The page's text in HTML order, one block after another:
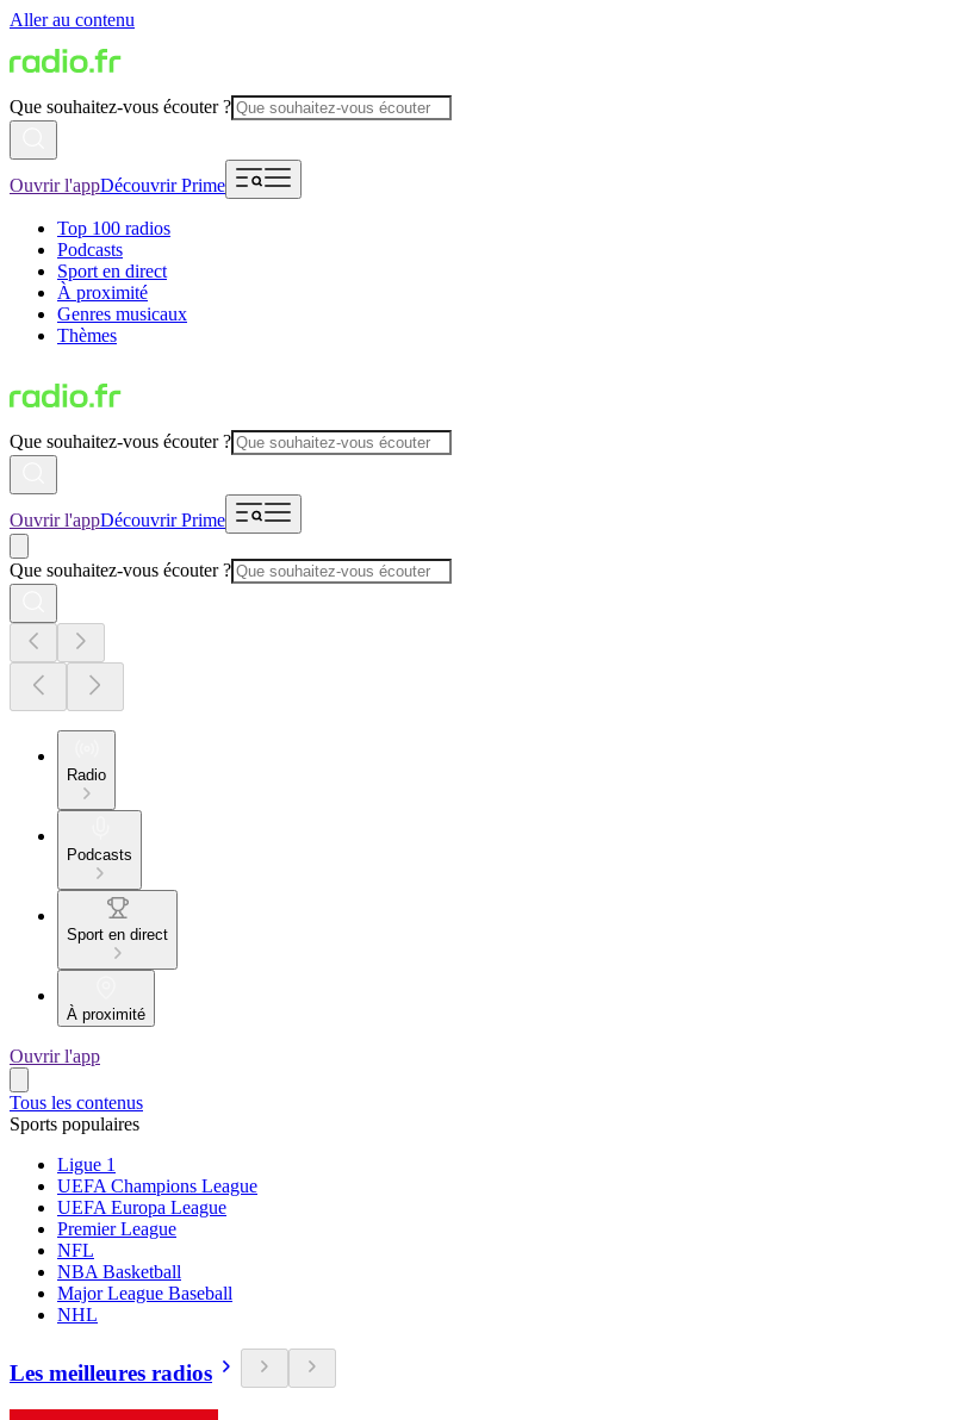
Aller au contenu
Que souhaitez-vous écouter ?
Ouvrir l'appDécouvrir Prime
Top 100 radios
Podcasts
Sport en direct
À proximité
Genres musicaux
Thèmes
Que souhaitez-vous écouter ?
Ouvrir l'appDécouvrir Prime
Que souhaitez-vous écouter ?
Radio
Podcasts
Sport en direct
À proximité
Ouvrir l'app
Tous les contenus
Sports populaires
Ligue 1
UEFA Champions League
UEFA Europa League
Premier League
NFL
NBA Basketball
Major League Baseball
NHL
Les meilleures radios